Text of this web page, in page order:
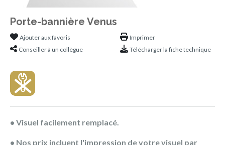
Porte-bannière Venus
Ajouter aux favoris
Conseiller à un collègue
Imprimer
Télécharger la fiche technique
• Visuel facilement remplacé.
• Nos prix incluent l'impression de votre visuel par